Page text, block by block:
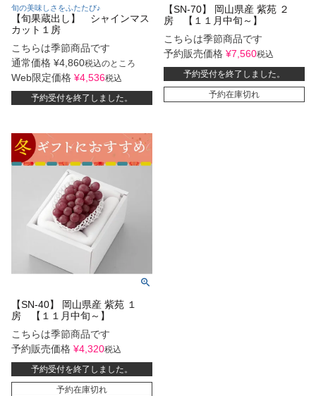
旬の美味しさをふたたび♪
【旬果蔵出し】 シャインマス
カット１房
こちらは季節商品です
通常価格 ¥4,860税込のところ
Web限定価格 ¥4,536税込
予約受付を終了しました。
【SN-70】 岡山県産 紫苑 ２
房 【１１月中旬～】
こちらは季節商品です
予約販売価格 ¥7,560税込
予約受付を終了しました。
予約在庫切れ
【SN-40】 岡山県産 紫苑 １
房 【１１月中旬～】
こちらは季節商品です
予約販売価格 ¥4,320税込
予約受付を終了しました。
予約在庫切れ